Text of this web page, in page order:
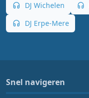
DJ Wichelen
DJ Erpe-Mere
Snel navigeren